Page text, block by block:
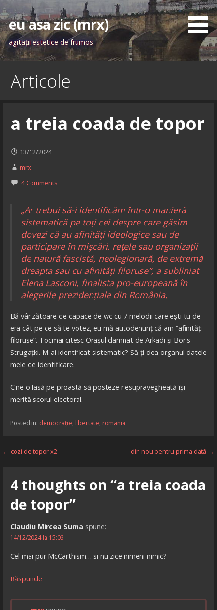
to
content
eu asa zic (mrx)
agitaţii estetice de frumos
Articole
a treia coada de topor
13/12/2024
mrx
4 Comments
„Ar trebui să-i identificăm într-o manieră
sistematică pe toți cei despre care găsim
dovezi că au afinități ideologice sau de
participare în mișcări, rețele sau organizații
de natură fascistă, neolegionară, de extremă
dreapta sau cu afinități filoruse”, a subliniat
Elena Lasconi, finalista pro-europeană în
alegerile prezidențiale din România.
Bă vânzătoare de capace de wc cu 7 melodii care ești tu de
era cât pe ce să te votez, eu mă autodenunț că am “afinități
filoruse”. Tocmai citesc Orașul damnat de Arkadi și Boris
Strugațki. M-ai identificat sistematic? Să-ți dea organul datele
mele de identificare.
Cine o lasă pe proastă să posteze nesupravegheată își
merită scorul electoral.
Posted in: democrație, libertate, romania
Navigare
articole
← cozi de topor x2 din nou pentru prima dată →
4 thoughts on “a treia coada
de topor”
Claudiu Mircea Suma spune:
14/12/2024 la 15:03
Cel mai pur McCarthism… si nu zice nimeni nimic?
Răspunde